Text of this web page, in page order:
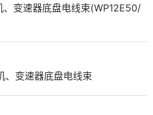
变速器底盘电线束(WP12E50/
变速器底盘电线束